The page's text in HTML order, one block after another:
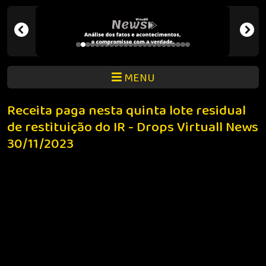
MENU
Receita paga nesta quinta lote residual
de restituição do IR - Drops Virtuall News
30/11/2023